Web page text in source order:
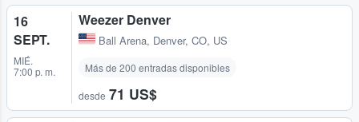
16
SEPT.
MIÉ.
7:00 p. m.
Weezer Denver
Ball Arena, Denver, CO, US
Más de 200 entradas disponibles
desde 71 US$